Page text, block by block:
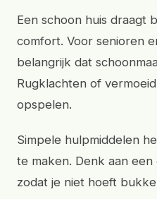
Een schoon huis draagt
comfort. Voor senioren
belangrijk dat
Rugklachten of
opspelen.
Simpele hulpmiddelen
te maken. Denk aan
zodat je niet hoeft